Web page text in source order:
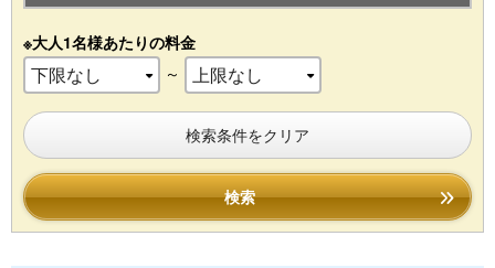
※大人1名様あたりの料金
～
検索条件をクリア
検索